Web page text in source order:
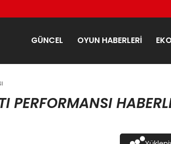
GÜNCEL OYUN HABERLERI
PERFORMANSI